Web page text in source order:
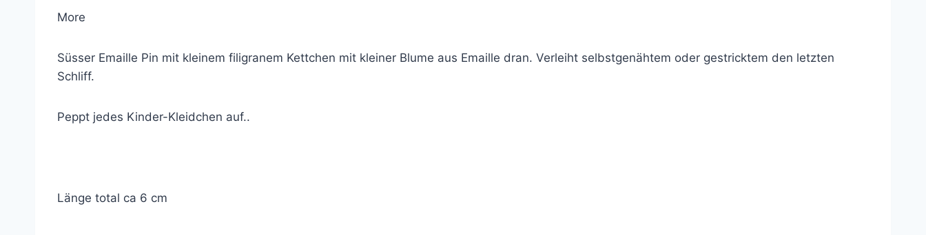
More
Süsser Emaille Pin mit kleinem filigranem Kettchen mit kleiner Blume aus Emaille dran. Verleiht selbstgenähtem oder gestricktem den letzten
Schliff.
Peppt jedes Kinder-Kleidchen auf..
Länge total ca 6 cm